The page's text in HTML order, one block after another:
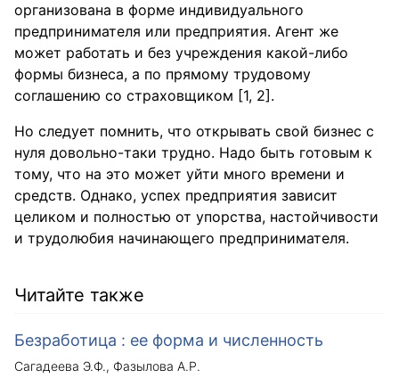
организована в форме индивидуального
предпринимателя или предприятия. Агент же
может работать и без учреждения какой-либо
формы бизнеса, а по прямому трудовому
соглашению со страховщиком [1, 2].
Но следует помнить, что открывать свой бизнес с
нуля довольно-таки трудно. Надо быть готовым к
тому, что на это может уйти много времени и
средств. Однако, успех предприятия зависит
целиком и полностью от упорства, настойчивости
и трудолюбия начинающего предпринимателя.
Читайте также
Безработица : ее форма и численность
Сагадеева Э.Ф.
Фазылова А.Р.